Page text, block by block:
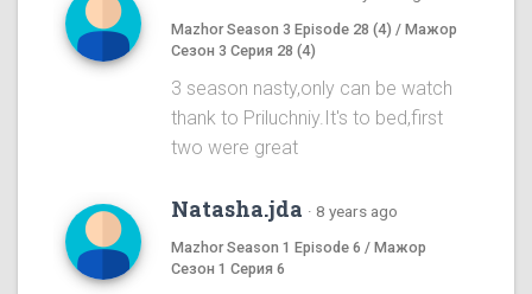
Mazhor Season 3 Episode 28 (4) / Мажор
Сезон 3 Серия 28 (4)
3 season nasty,only can be watch
thank to Priluchniy.It's to bed,first
two were great
Natasha.jda · 8 years ago
Mazhor Season 1 Episode 6 / Мажор
Сезон 1 Серия 6